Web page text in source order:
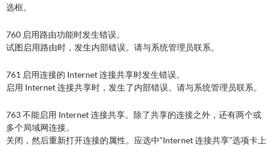
选框。
760 启用路由功能时发生错误。
试图启用路由时，发生内部错误。请与系统管理员联系。
761 启用连接的 Internet 连接共享时发生错误。
启用 Internet 连接共享时，发生了内部错误。请与系统管理员联系。
763 不能启用 Internet 连接共享。除了共享的连接之外，还有两个或
多个局域网连接。
关闭，然后重新打开连接的属性。应选中“Internet 连接共享”选项卡上